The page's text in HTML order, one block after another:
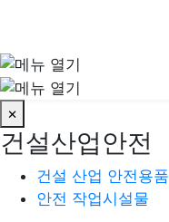
×
건설산업안전
건설 산업 안전용품
안전 작업시설물